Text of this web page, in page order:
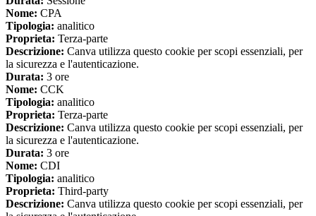
Nome: CPA
Tipologia: analitico
Proprieta: Terza-parte
Descrizione: Canva utilizza questo cookie per scopi essenziali, per
la sicurezza e l'autenticazione.
Durata: 3 ore
Nome: CCK
Tipologia: analitico
Proprieta: Terza-parte
Descrizione: Canva utilizza questo cookie per scopi essenziali, per
la sicurezza e l'autenticazione.
Durata: 3 ore
Nome: CDI
Tipologia: analitico
Proprieta: Third-party
Descrizione: Canva utilizza questo cookie per scopi essenziali, per